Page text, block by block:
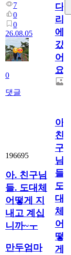
7
0
0
26.08.05
0
댓글
다
리
에
갔
어
요.
196695
아. 친구님
들. 도대체
어떻게 지
내고 계십
니까~ㅜ
만두엄마
아.
친
구
님
들.
도
대
체
어
떻
게